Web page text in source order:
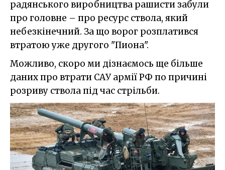
радянського виробництва рашисти забули
про головне – про ресурс ствола, який
небезкінечний. За що ворог розплатився
втратою уже другого "Пиона".
Можливо, скоро ми дізнаємось ще більше
даних про втрати САУ армії РФ по причині
розриву ствола під час стрільби.